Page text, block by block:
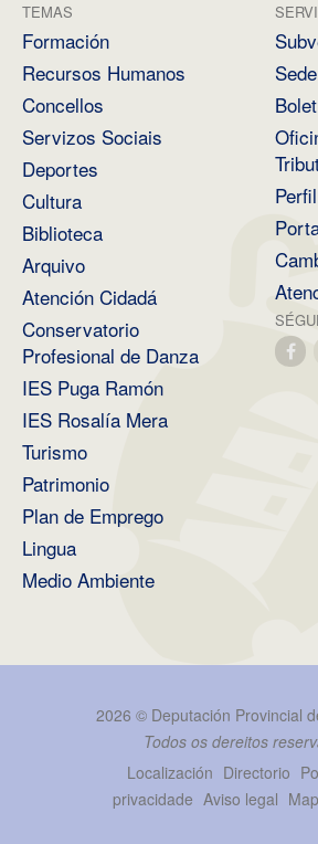
TEMAS
Formación
Recursos Humanos
Concellos
Servizos Sociais
Deportes
Cultura
Biblioteca
Arquivo
Atención Cidadá
Conservatorio
Profesional de Danza
IES Puga Ramón
IES Rosalía Mera
Turismo
Patrimonio
Plan de Emprego
Lingua
Medio Ambiente
2026 © Deputación Provincial
Todos os dereitos
Localización Directorio
privacidade Aviso legal